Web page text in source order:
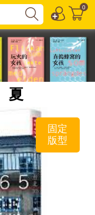
0
夏
固定
版型